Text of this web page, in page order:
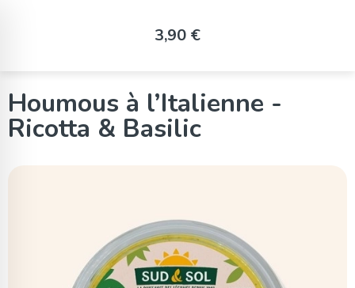
Houmous à l’Italienne -
Ricotta & Basilic
3,90 €